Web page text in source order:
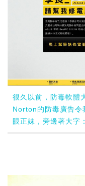
很久以前，防毒軟體
Norton的防毒廣告令
眼正妹，旁邊著大字